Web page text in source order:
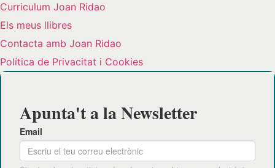
Curriculum Joan Ridao
Els meus llibres
Contacta amb Joan Ridao
Política de Privacitat i Cookies